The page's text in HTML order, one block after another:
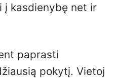
kasdienybę net ir
paprasti
pokytį. Vietoj